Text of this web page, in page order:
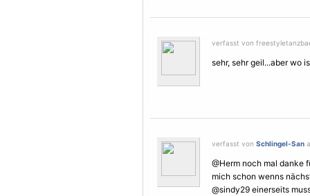
verfasst von
sehr, sehr geil...aber wo
verfasst von Schlingel-San
@Herm noch mal danke
mich schon wenns
@sindy29 einerseits